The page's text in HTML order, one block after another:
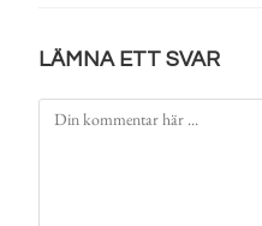
LÄMNA ETT SVAR